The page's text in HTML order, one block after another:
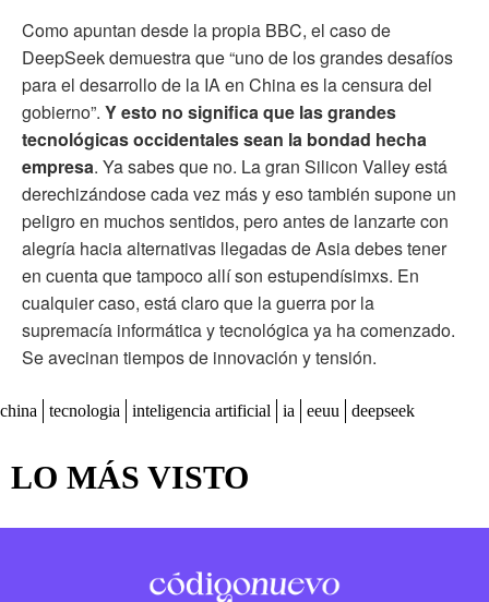
Como apuntan desde la propia BBC, el caso de
DeepSeek demuestra que “uno de los grandes desafíos
para el desarrollo de la IA en China es la censura del
gobierno”. Y esto no significa que las grandes
tecnológicas occidentales sean la bondad hecha
empresa. Ya sabes que no. La gran Silicon Valley está
derechizándose cada vez más y eso también supone un
peligro en muchos sentidos, pero antes de lanzarte con
alegría hacia alternativas llegadas de Asia debes tener
en cuenta que tampoco allí son estupendísimxs. En
cualquier caso, está claro que la guerra por la
supremacía informática y tecnológica ya ha comenzado.
Se avecinan tiempos de innovación y tensión.
china tecnologia inteligencia artificial ia eeuu deepseek
LO MÁS VISTO